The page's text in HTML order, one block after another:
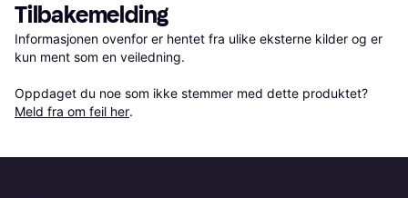
Tilbakemelding
Informasjonen ovenfor er hentet fra ulike eksterne kilder og er
kun ment som en veiledning.
Oppdaget du noe som ikke stemmer med dette produktet?
Meld fra om feil her.